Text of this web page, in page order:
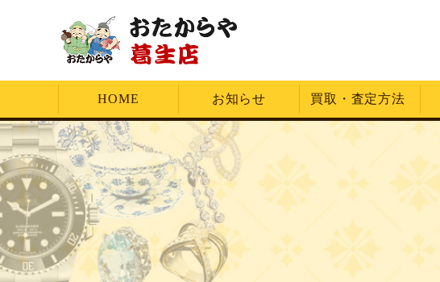
HOME お知らせ 買取・査定方法